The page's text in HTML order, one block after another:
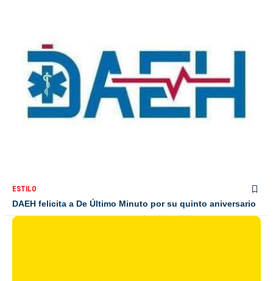
ESTILO
DAEH felicita a De Último Minuto por su quinto aniversario